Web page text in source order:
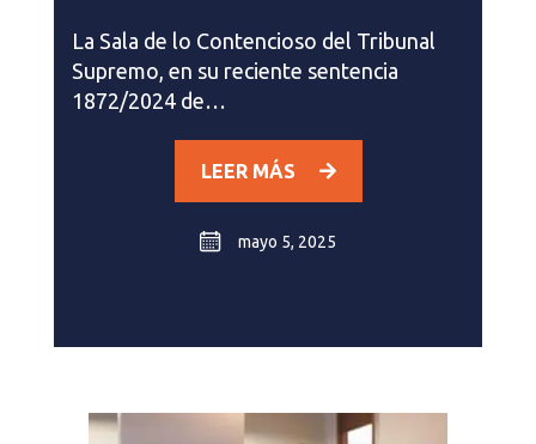
La Sala de lo Contencioso del Tribunal
Supremo, en su reciente sentencia
1872/2024 de…
LEER MÁS
mayo 5, 2025